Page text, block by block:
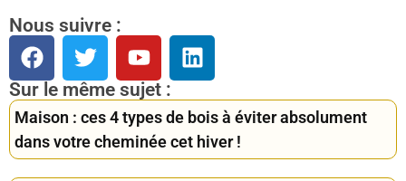
Nous suivre :
Sur le même sujet :
Maison : ces 4 types de bois à éviter absolument
dans votre cheminée cet hiver !